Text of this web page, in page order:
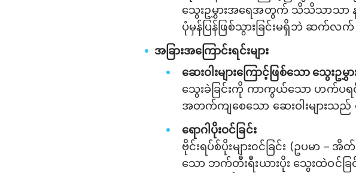
သွေးဥမွှားအရေအတွက် သိသိသာသာ န
ပုံမှန်ပြန်ဖြစ်သွားခြင်းမရှိဘဲ ဆက်
အခြားအကြောင်းရင်းများ
ဆေးဝါးများကြောင့်ဖြစ်သော သွေးဥမွှာ
သွေးခဲခြင်းကို ကာကွယ်သော ဟက်ပရင်
အတက်ကျစေသော ဆေးဝါးများသ
ရောဂါပိုးဝင်ခြင်း
ဗိုင်းရပ်စ်ပိုးများ၀င်ခြင်း (ဥပမာ –
သော ဘက်တီးရီးယားပိုး သွေးထဲဝင်ခ